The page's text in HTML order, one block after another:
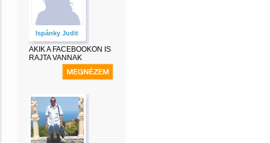
Ispánky Judit
AKIK A FACEBOOKON IS
RAJTA VANNAK